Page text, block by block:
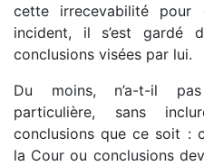
cette irrecevabilité pour
incident, il s’est gardé
conclusions visées par lui.
Du moins, n’a-t-il
particulière, sans
conclusions que ce soit :
la Cour ou conclusions